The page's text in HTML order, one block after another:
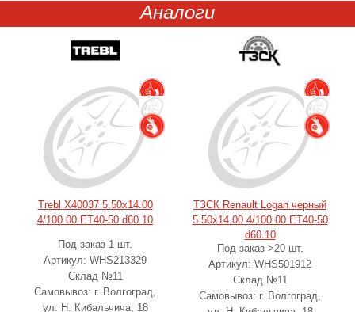
Аналоги
Trebl X40037 5.50x14.00
4/100.00 ET40-50 d60.10
Под заказ 1 шт.
Артикул: WHS213329
Склад №11
Самовывоз: г. Волгоград,
ул. Н. Кибальчича, 18
ТЗСК Renault Logan черный
5.50x14.00 4/100.00 ET40-50
d60.10
Под заказ >20 шт.
Артикул: WHS501912
Склад №11
Самовывоз: г. Волгоград,